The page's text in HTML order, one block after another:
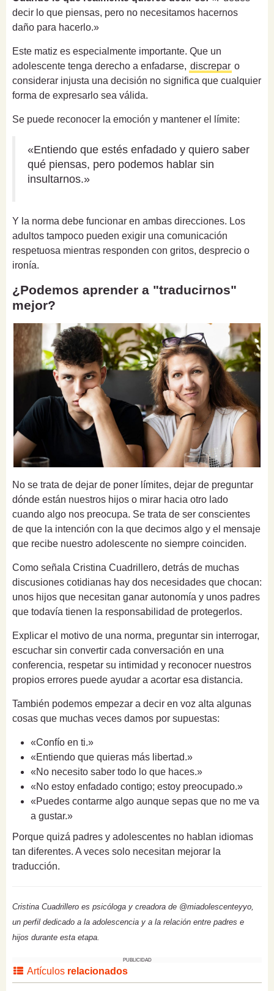
decir lo que piensas, pero no necesitamos hacernos
daño para hacerlo.»
Este matiz es especialmente importante. Que un
adolescente tenga derecho a enfadarse, discrepar o
considerar injusta una decisión no significa que cualquier
forma de expresarlo sea válida.
Se puede reconocer la emoción y mantener el límite:
«Entiendo que estés enfadado y quiero saber
qué piensas, pero podemos hablar sin
insultarnos.»
Y la norma debe funcionar en ambas direcciones. Los
adultos tampoco pueden exigir una comunicación
respetuosa mientras responden con gritos, desprecio o
ironía.
¿Podemos aprender a "traducirnos"
mejor?
No se trata de dejar de poner límites, dejar de preguntar
dónde están nuestros hijos o mirar hacia otro lado
cuando algo nos preocupa. Se trata de ser conscientes
de que la intención con la que decimos algo y el mensaje
que recibe nuestro adolescente no siempre coinciden.
Como señala Cristina Cuadrillero, detrás de muchas
discusiones cotidianas hay dos necesidades que chocan:
unos hijos que necesitan ganar autonomía y unos padres
que todavía tienen la responsabilidad de protegerlos.
Explicar el motivo de una norma, preguntar sin interrogar,
escuchar sin convertir cada conversación en una
conferencia, respetar su intimidad y reconocer nuestros
propios errores puede ayudar a acortar esa distancia.
También podemos empezar a decir en voz alta algunas
cosas que muchas veces damos por supuestas:
«Confío en ti.»
«Entiendo que quieras más libertad.»
«No necesito saber todo lo que haces.»
«No estoy enfadado contigo; estoy preocupado.»
«Puedes contarme algo aunque sepas que no me va
a gustar.»
Porque quizá padres y adolescentes no hablan idiomas
tan diferentes. A veces solo necesitan mejorar la
traducción.
Cristina Cuadrillero es psicóloga y creadora de @miadolescenteyyo,
un perfil dedicado a la adolescencia y a la relación entre padres e
hijos durante esta etapa.
PUBLICIDAD
Artículos relacionados